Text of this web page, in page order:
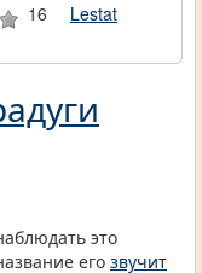
16
Lestat
это
его звучит